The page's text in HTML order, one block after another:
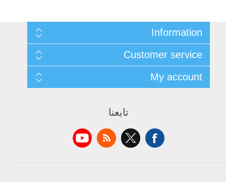
Information
Sitemap
التوصيل والإرجاع
سياسة الخصوصية
شروط الخدمة
حول سوق كمبيوترات الأردن
Customer service
News
My account
Apply for vendor account
تابعنا